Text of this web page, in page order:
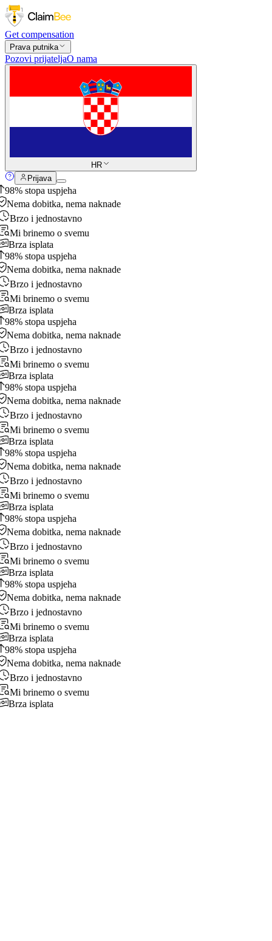
Get compensation
Prava putnika
Pozovi prijateljaO nama
HR
Prijava
98% stopa uspjeha
Nema dobitka, nema naknade
Brzo i jednostavno
Mi brinemo o svemu
Brza isplata
98% stopa uspjeha
Nema dobitka, nema naknade
Brzo i jednostavno
Mi brinemo o svemu
Brza isplata
98% stopa uspjeha
Nema dobitka, nema naknade
Brzo i jednostavno
Mi brinemo o svemu
Brza isplata
98% stopa uspjeha
Nema dobitka, nema naknade
Brzo i jednostavno
Mi brinemo o svemu
Brza isplata
98% stopa uspjeha
Nema dobitka, nema naknade
Brzo i jednostavno
Mi brinemo o svemu
Brza isplata
98% stopa uspjeha
Nema dobitka, nema naknade
Brzo i jednostavno
Mi brinemo o svemu
Brza isplata
98% stopa uspjeha
Nema dobitka, nema naknade
Brzo i jednostavno
Mi brinemo o svemu
Brza isplata
98% stopa uspjeha
Nema dobitka, nema naknade
Brzo i jednostavno
Mi brinemo o svemu
Brza isplata